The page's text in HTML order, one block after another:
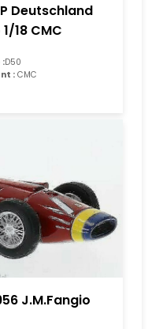
Deutschland
18 CMC
:D50
:CMC
J.M.Fangio